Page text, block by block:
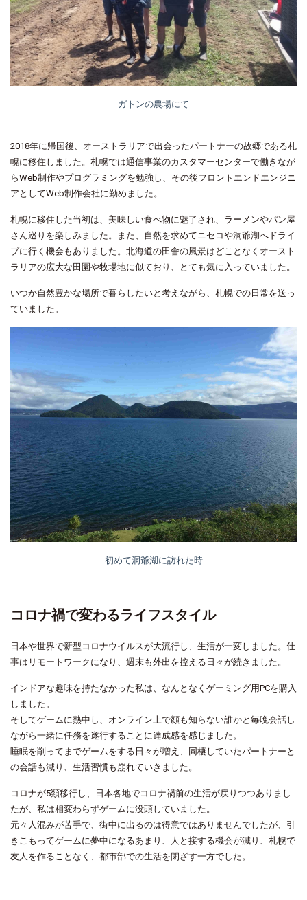
ガトンの農場にて
2018年に帰国後、オーストラリアで出会ったパートナーの故郷である札
幌に移住しました。札幌では通信事業のカスタマーセンターで働きなが
らWeb制作やプログラミングを勉強し、その後フロントエンドエンジニ
アとしてWeb制作会社に勤めました。
札幌に移住した当初は、美味しい食べ物に魅了され、ラーメンやパン屋
さん巡りを楽しみました。また、自然を求めてニセコや洞爺湖へドライ
ブに行く機会もありました。北海道の田舎の風景はどことなくオースト
ラリアの広大な田園や牧場地に似ており、とても気に入っていました。
いつか自然豊かな場所で暮らしたいと考えながら、札幌での日常を送っ
ていました。
初めて洞爺湖に訪れた時
コロナ禍で変わるライフスタイル
日本や世界で新型コロナウイルスが大流行し、生活が一変しました。仕
事はリモートワークになり、週末も外出を控える日々が続きました。
インドアな趣味を持たなかった私は、なんとなくゲーミング用PCを購入
しました。
そしてゲームに熱中し、オンライン上で顔も知らない誰かと毎晩会話し
ながら一緒に任務を遂行することに達成感を感じました。
睡眠を削ってまでゲームをする日々が増え、同棲していたパートナーと
の会話も減り、生活習慣も崩れていきました。
コロナが5類移行し、日本各地でコロナ禍前の生活が戻りつつありまし
たが、私は相変わらずゲームに没頭していました。
元々人混みが苦手で、街中に出るのは得意ではありませんでしたが、引
きこもってゲームに夢中になるあまり、人と接する機会が減り、札幌で
友人を作ることなく、都市部での生活を閉ざす一方でした。